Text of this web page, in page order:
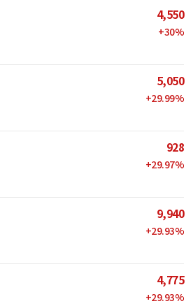
4,550
+30%
5,050
+29.99%
928
+29.97%
9,940
+29.93%
4,775
+29.93%